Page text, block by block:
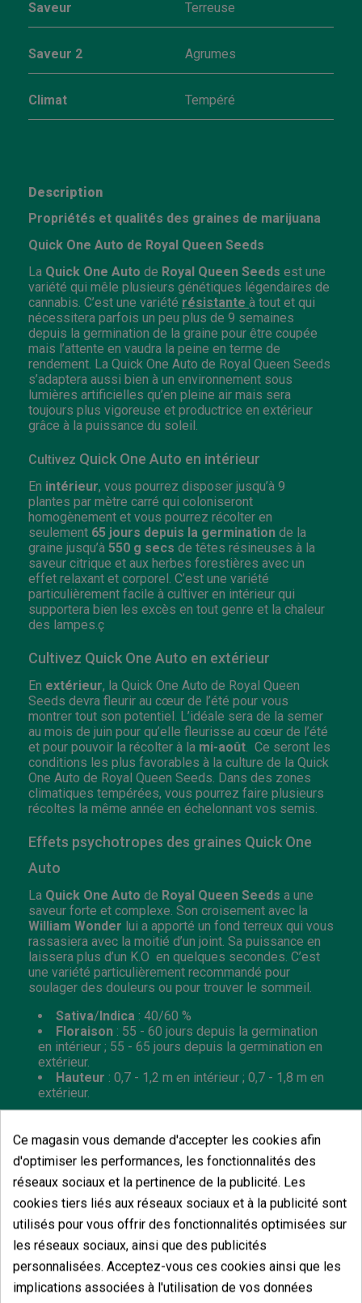
Saveur Terreuse
Saveur 2 Agrumes
Climat Tempéré
Description
Propriétés et qualités des graines de marijuana
Quick One Auto de Royal Queen Seeds
La Quick One Auto de Royal Queen Seeds est une
variété qui mêle plusieurs génétiques légendaires de
cannabis. C’est une variété résistante à tout et qui
nécessitera parfois un peu plus de 9 semaines
depuis la germination de la graine pour être coupée
mais l’attente en vaudra la peine en terme de
rendement. La Quick One Auto de Royal Queen Seeds
s’adaptera aussi bien à un environnement sous
lumières artificielles qu’en pleine air mais sera
toujours plus vigoreuse et productrice en extérieur
grâce à la puissance du soleil.
Cultivez Quick One Auto en intérieur
En intérieur, vous pourrez disposer jusqu’à 9
plantes par mètre carré qui coloniseront
homogènement et vous pourrez récolter en
seulement 65 jours depuis la germination de la
graine jusqu’à 550 g secs de têtes résineuses à la
saveur citrique et aux herbes forestières avec un
effet relaxant et corporel. C’est une variété
particulièrement facile à cultiver en intérieur qui
supportera bien les excès en tout genre et la chaleur
des lampes.ç
Cultivez Quick One Auto en extérieur
En extérieur, la Quick One Auto de Royal Queen
Seeds devra fleurir au cœur de l’été pour vous
montrer tout son potentiel. L’idéale sera de la semer
au mois de juin pour qu’elle fleurisse au cœur de l’été
et pour pouvoir la récolter à la mi-août . Ce seront les
conditions les plus favorables à la culture de la Quick
One Auto de Royal Queen Seeds. Dans des zones
climatiques tempérées, vous pourrez faire plusieurs
récoltes la même année en échelonnant vos semis.
Effets psychotropes des graines Quick One
Auto
La Quick One Auto de Royal Queen Seeds a une
saveur forte et complexe. Son croisement avec la
William Wonder lui a apporté un fond terreux qui vous
rassasiera avec la moitié d’un joint. Sa puissance en
laissera plus d’un K.O en quelques secondes. C’est
une variété particulièrement recommandé pour
soulager des douleurs ou pour trouver le sommeil.
Sativa/Indica : 40/60 %
Floraison : 55 - 60 jours depuis la germination
en intérieur ; 55 - 65 jours depuis la germination en
extérieur.
Hauteur : 0,7 - 1,2 m en intérieur ; 0,7 - 1,8 m en
extérieur.
Vous aimerez aussi
Ce magasin vous demande d'accepter les cookies afin
d'optimiser les performances, les fonctionnalités des
réseaux sociaux et la pertinence de la publicité. Les
cookies tiers liés aux réseaux sociaux et à la publicité sont
utilisés pour vous offrir des fonctionnalités optimisées sur
les réseaux sociaux, ainsi que des publicités
personnalisées. Acceptez-vous ces cookies ainsi que les
implications associées à l'utilisation de vos données